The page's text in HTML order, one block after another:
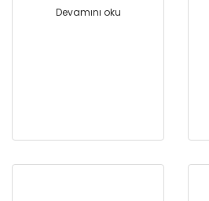
Devamını oku